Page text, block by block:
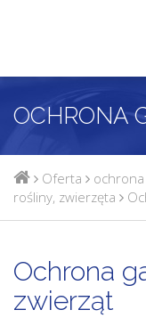
Oferta
rośliny, zwierzęta
Ochrona
zwierząt